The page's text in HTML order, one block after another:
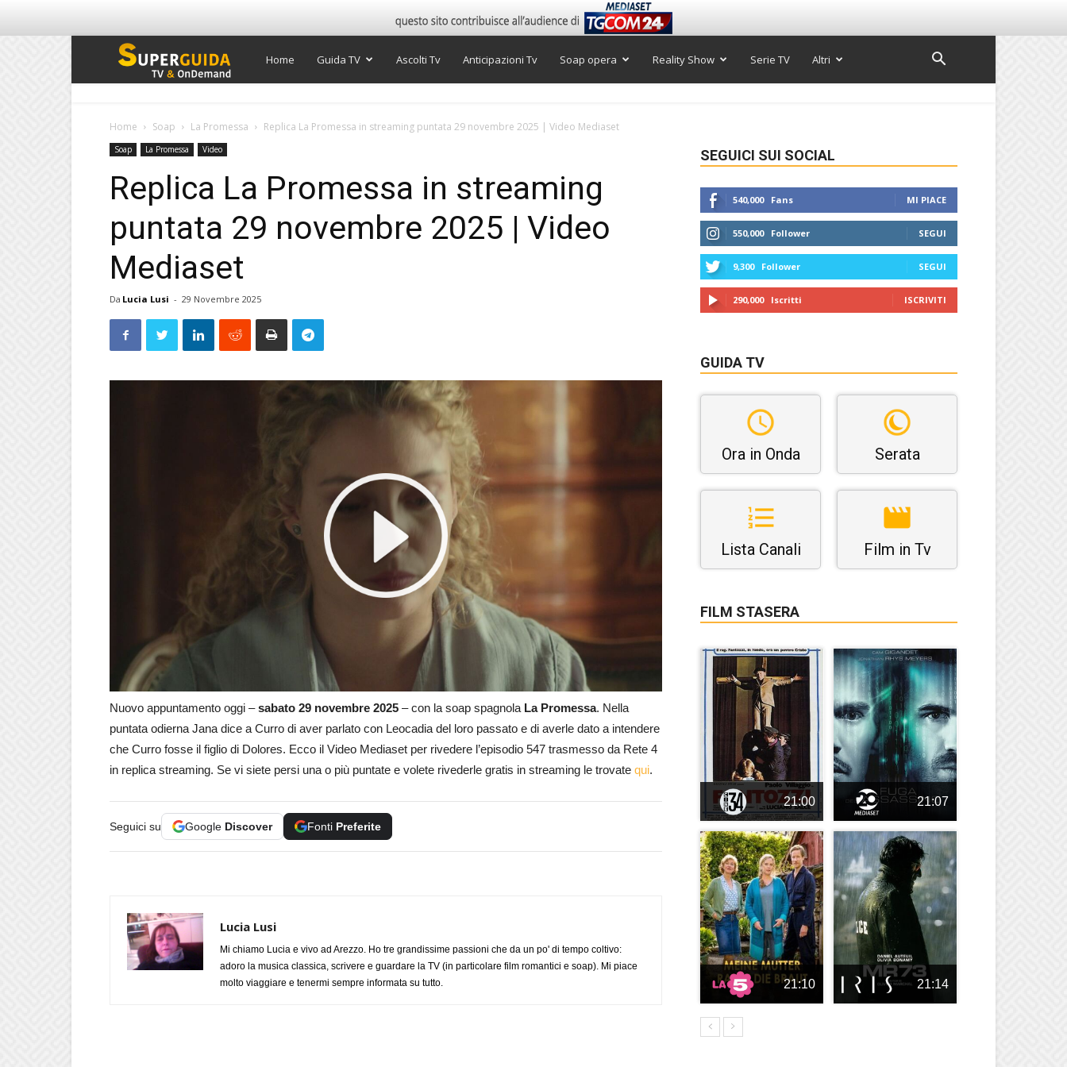
Super
Home Guida TV Ascolti Tv Anticipazioni Tv Soap opera Reality Show Serie TV Altri
Home Soap La Promessa Replica La Promessa in streaming puntata 29 novembre 2025 | Video Mediaset
Soap La Promessa Video
Replica La Promessa in streaming
puntata 29 novembre 2025 | Video
Mediaset
Da Lucia Lusi - 29 Novembre 2025
Nuovo appuntamento oggi –sabato 29 novembre 2025 – con la soap spagnola La Promessa. Nella
puntata odierna Jana dice a Curro di aver parlato con Leocadia del loro passato e di averle dato a intendere
che Curro fosse il figlio di Dolores. Ecco il Video Mediaset per rivedere l’episodio 547 trasmesso da Rete 4
in replica streaming. Se vi siete persi una o più puntate e volete rivederle gratis in streaming le trovate qui.
Seguici su Google Discover Fonti Preferite
Lucia Lusi
Mi chiamo Lucia e vivo ad Arezzo. Ho tre grandissime passioni che da un po' di tempo coltivo:
adoro la musica classica, scrivere e guardare la TV (in particolare film romantici e soap). Mi piace
molto viaggiare e tenermi sempre informata su tutto.
SEGUICI SUI SOCIAL
540,000 Fans MI PIACE
550,000 Follower SEGUI
9,300 Follower SEGUI
290,000 Iscritti ISCRIVITI
GUIDA TV
Ora in Onda Serata
Lista Canali Film in Tv
FILM STASERA
21:00 21:07
21:10 21:14